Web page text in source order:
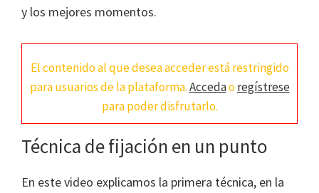
y los mejores momentos.
El contenido al que desea acceder está restringido
para usuarios de la plataforma.Accedaoregístrese
para poder disfrutarlo.
Técnica de fijación en un punto
En este video explicamos la primera técnica, en la